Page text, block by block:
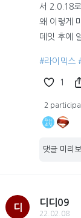
서 2.0.18
왜 이렇게
데잇 후에
#라이믹스
1
2
댓글 미리보
디
디디09
22.02.08